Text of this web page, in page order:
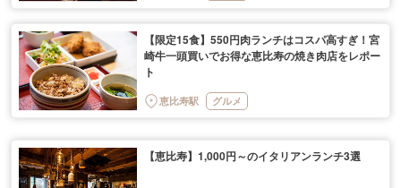
【限定15食】550円肉ランチはコスパ高すぎ！宮
崎牛一頭買いでお得な恵比寿の焼き肉店をレポー
ト
恵比寿駅 グルメ
【恵比寿】1,000円～のイタリアンランチ3選